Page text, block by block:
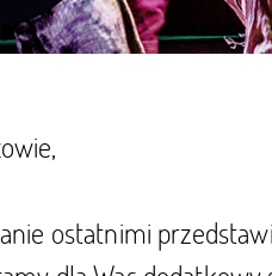
ostatnimi